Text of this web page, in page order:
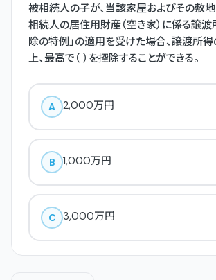
被相続人の子が、当該家屋およびその敷地
相続人の居住用財産（空き家）に係る譲
除の特例」の適用を受けた場合、譲渡所
上、最高で（ ）を控除することができる。
A 2,000万円
B 1,000万円
C 3,000万円